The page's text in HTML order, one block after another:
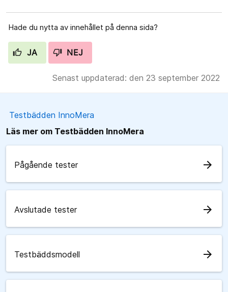
Hade du nytta av innehållet på denna sida?
JA NEJ
Senast uppdaterad: den 23 september 2022
Testbädden InnoMera
Läs mer om Testbädden InnoMera
Pågående tester arrow_forward
Avslutade tester arrow_forward
Testbäddsmodell arrow_forward